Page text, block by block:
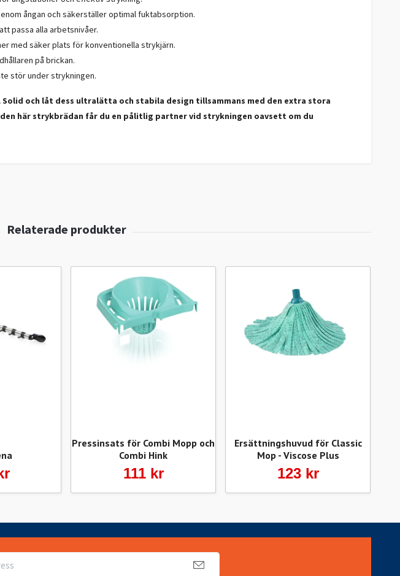
ångan och säkerställer optimal fuktabsorption.
passa alla arbetsnivåer.
med säker plats för konventionella strykjärn.
på brickan.
stör under strykningen.
och låt dess ultralätta och stabila design tillsammans med den extra stora
här strykbrädan får du en pålitlig partner vid strykningen oavsett om du
Pressinsats för Combi Mopp och
Combi Hink
111 kr
Ersättningshuvud för Classic
Mop - Viscose Plus
123 kr